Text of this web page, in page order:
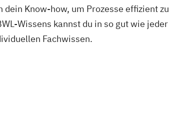
Know-how, um Prozesse effizient zu
Wissens kannst du in so gut wie jeder
Fachwissen.